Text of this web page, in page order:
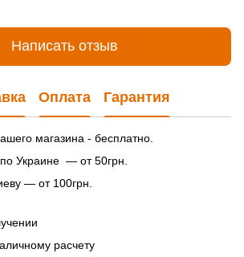
Написать отзыв
Оплата Гарантия
магазина - бесплатно.
Украине — от 50грн.
— от 100грн.
расчету